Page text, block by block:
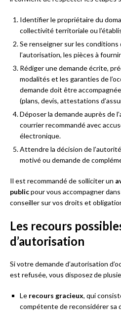
Identifier le propriétaire du
collectivité territoriale ou
Se renseigner sur les
l’autorisation, les pièces à
Rédiger une demande écrite,
modalités et les garanties de
demande doit être
(plans, devis, attestations
Déposer la demande auprès de
courrier recommandé avec
électronique.
Attendre la décision de
motivé ou demande de
Il est recommandé de solliciter un
publicpour vous accompagner
conseiller sur vos droits et
Les recours
d’autorisation
Si votre demande d’autorisation
est refusée, vous disposez de
Le recours gracieux, qui
compétente de reconsidérer sa